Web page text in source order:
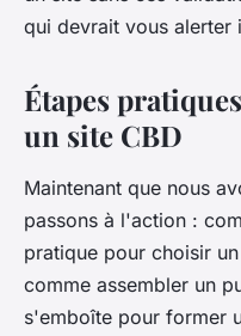
qui devrait vous alerter
Étapes
un site CBD
Maintenant que nous
passons à l'action :
pratique pour choisir
comme assembler un
s'emboîte pour former